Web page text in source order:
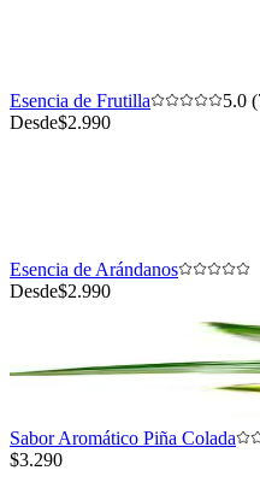
Esencia de Frutilla
5.0
Desde$2.990
Esencia de Arándanos
Desde$2.990
Sabor Aromático Piña Colada
$3.290